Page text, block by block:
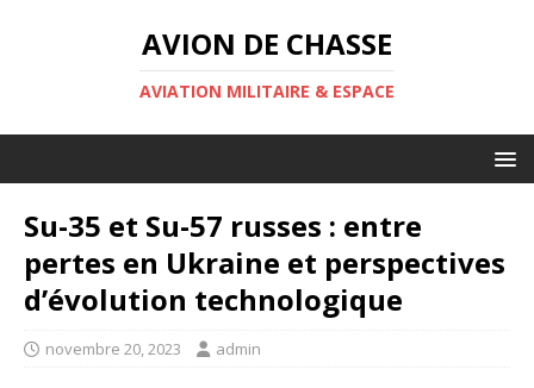
AVION DE CHASSE
AVIATION MILITAIRE & ESPACE
Su-35 et Su-57 russes : entre
pertes en Ukraine et perspectives
d’évolution technologique
novembre 20, 2023 admin